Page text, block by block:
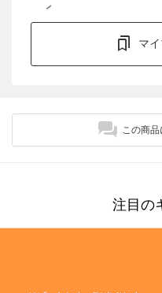
マ
この商
注目の